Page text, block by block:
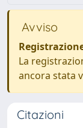
Avviso
La
ancora stata
Citazioni